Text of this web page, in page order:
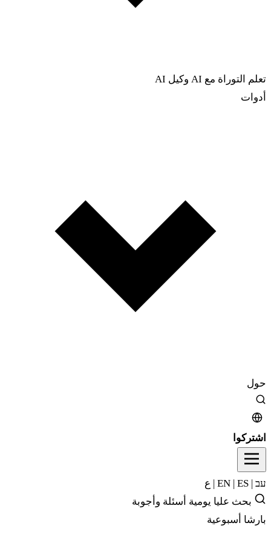
تعلم التوراة مع AI
وكيل AI
أدوات
حول
اشتركوا
עב |
| ES
| ع
بحث عليا يومية أسئلة وأجوبة
بارشا أسبوعية